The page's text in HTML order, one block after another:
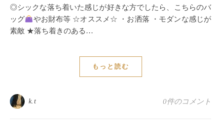
◎シックな落ち着いた感じが好きな方でしたら、こちらのバ
ッグ
やお財布等 ☆オススメ☆ ・お洒落 ・モダンな感じが
素敵 ★落ち着きのある…
もっと読む
k.t 0件のコメント